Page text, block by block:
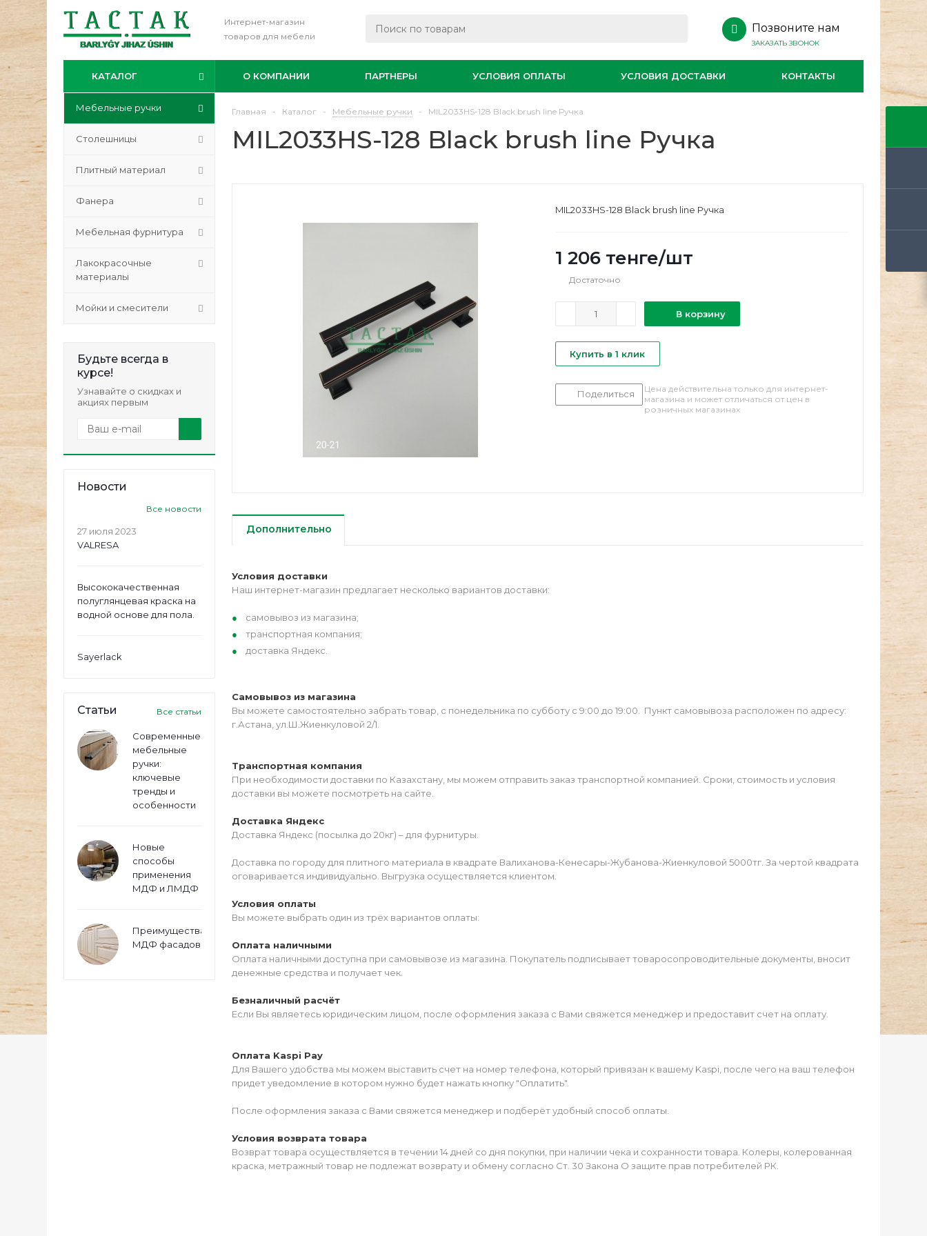
Интернет-магазин
товаров для мебели
Позвоните нам
ЗАКАЗАТЬ ЗВОНОК
КАТАЛОГ О КОМПАНИИ ПАРТНЕРЫ УСЛОВИЯ ОПЛАТЫ УСЛОВИЯ ДОСТАВКИ КОНТАКТЫ
Мебельные ручки
Столешницы
Плитный материал
Фанера
Мебельная фурнитура
Лакокрасочные
материалы
Мойки и смесители
Будьте всегда в
курсе!
Узнавайте о скидках и
акциях первым
Новости
Все новости
27 июля 2023
VALRESA
Высококачественная
полуглянцевая краска на
водной основе для пола.
Sayerlack
Статьи Все статьи
Современные
мебельные
ручки:
ключевые
тренды и
особенности
Новые
способы
применения
МДФ и ЛМДФ
Преимущества
МДФ фасадов
Главная - Каталог - Мебельные ручки - MIL2033HS-128 Black brush line Ручка
MIL2033HS-128 Black brush line Ручка
MIL2033HS-128 Black brush line Ручка
1 206 тенге/шт
Достаточно
В корзину
Купить в 1 клик
Поделиться
Цена действительна только для интернет-
магазина и может отличаться от цен в
розничных магазинах
Дополнительно
Условия доставки
Наш интернет-магазин предлагает несколько вариантов доставки:
самовывоз из магазина;
транспортная компания;
доставка Яндекс.
Самовывоз из магазина
Вы можете самостоятельно забрать товар, с понедельника по субботу с 9:00 до 19:00. Пункт самовывоза расположен по адресу:
г.Астана, ул.Ш.Жиенкуловой 2/1.
Транспортная компания
При необходимости доставки по Казахстану, мы можем отправить заказ транспортной компанией. Сроки, стоимость и условия
доставки вы можете посмотреть на сайте.
Доставка Яндекс
Доставка Яндекс (посылка до 20кг) – для фурнитуры.
Доставка по городу для плитного материала в квадрате Валиханова-Кенесары-Жубанова-Жиенкуловой 5000тг. За чертой квадрата
оговаривается индивидуально. Выгрузка осуществляется клиентом.
Условия оплаты
Вы можете выбрать один из трёх вариантов оплаты:
Оплата наличными
Оплата наличными доступна при самовывозе из магазина. Покупатель подписывает товаросопроводительные документы, вносит
денежные средства и получает чек.
Безналичный расчёт
Если Вы являетесь юридическим лицом, после оформления заказа с Вами свяжется менеджер и предоставит счет на оплату.
Оплата Kaspi Pay
Для Вашего удобства мы можем выставить счет на номер телефона, который привязан к вашему Kaspi, после чего на ваш телефон
придет уведомление в котором нужно будет нажать кнопку "Оплатить".
После оформления заказа с Вами свяжется менеджер и подберёт удобный способ оплаты.
Условия возврата товара
Возврат товара осуществляется в течении 14 дней со дня покупки, при наличии чека и сохранности товара. Колеры, колерованная
краска, метражный товар не подлежат возврату и обмену согласно Ст. 30 Закона О защите прав потребителей РК.